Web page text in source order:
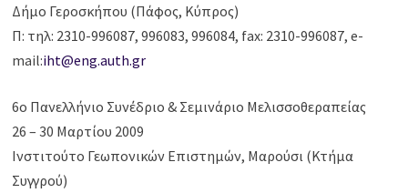
Δήμο Γεροσκήπου (Πάφος, Κύπρος)
Π: τηλ: 2310-996087, 996083, 996084, fax: 2310-996087, e-
mail:iht@eng.auth.gr
6ο Πανελλήνιο Συνέδριο & Σεμινάριο Μελισσοθεραπείας
26 – 30 Μαρτίου 2009
Ινστιτούτο Γεωπονικών Επιστημών, Μαρούσι (Κτήμα
Συγγρού)